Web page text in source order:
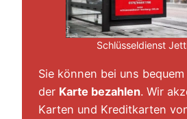
Schlüsseldienst
Sie können bei uns
der Karte bezahlen. Wir
Karten und Kreditkarten